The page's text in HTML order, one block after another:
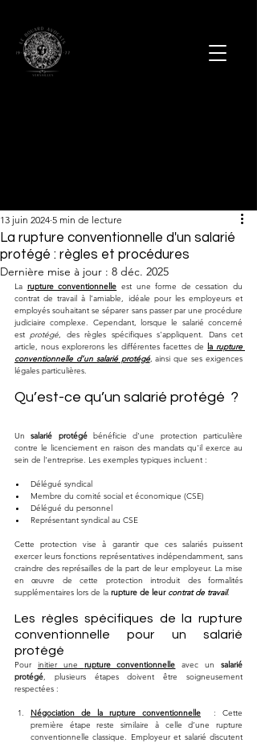
La rupture conventionnelle d'un salarié
protégé : règles et procédures
13 juin 2024 5 min de lecture
Dernière mise à jour : 8 déc. 2025
La rupture conventionnelle est une forme de cessation du
contrat de travail à l’amiable, idéale pour les employeurs et
employés souhaitant se séparer sans passer par une procédure
judiciaire complexe. Cependant, lorsque le salarié concerné
est protégé, des règles spécifiques s'appliquent. Dans cet
article, nous explorerons les différentes facettes de la rupture
conventionnelle d’un salarié protégé, ainsi que ses exigences
légales particulières.
Qu’est-ce qu’un salarié protégé  ?
Un salarié protégé bénéficie d'une protection particulière
contre le licenciement en raison des mandats qu'il exerce au
sein de l'entreprise. Les exemples typiques incluent :
Délégué syndical
Membre du comité social et économique (CSE)
Délégué du personnel
Représentant syndical au CSE
Cette protection vise à garantir que ces salariés puissent
exercer leurs fonctions représentatives indépendamment, sans
craindre des représailles de la part de leur employeur. La mise
en œuvre de cette protection introduit des formalités
supplémentaires lors de la rupture de leur contrat de travail.
Les règles spécifiques de la rupture
conventionnelle pour un salarié
protégé
Pour initier une rupture conventionnelle avec un salarié
protégé, plusieurs étapes doivent être soigneusement
respectées :
Négociation de la rupture conventionnelle : Cette
première étape reste similaire à celle d’une rupture
conventionnelle classique. Employeur et salarié discutent